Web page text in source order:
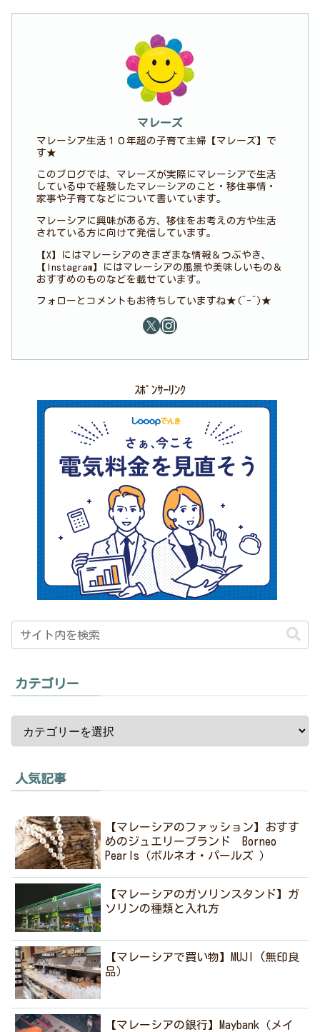
マレーズ
マレーシア生活１０年超の子育て主婦【マレーズ】で
す★
このブログでは、マレーズが実際にマレーシアで生活
している中で経験したマレーシアのこと・移住事情・
家事や子育てなどについて書いています。
マレーシアに興味がある方、移住をお考えの方や生活
されている方に向けて発信しています。
【X】にはマレーシアのさまざまな情報＆つぶやき、
【Instagram】にはマレーシアの風景や美味しいもの＆
おすすめのものなどを載せています。
フォローとコメントもお待ちしていますね★(^-^)★
ｽﾎﾟﾝｻｰﾘﾝｸ
カテゴリー
人気記事
【マレーシアのファッション】おすす
めのジュエリーブランド Borneo
Pearls（ボルネオ・パールズ ）
【マレーシアのガソリンスタンド】ガ
ソリンの種類と入れ方
【マレーシアで買い物】MUJI (無印良
品）
【マレーシアの銀行】Maybank（メイ